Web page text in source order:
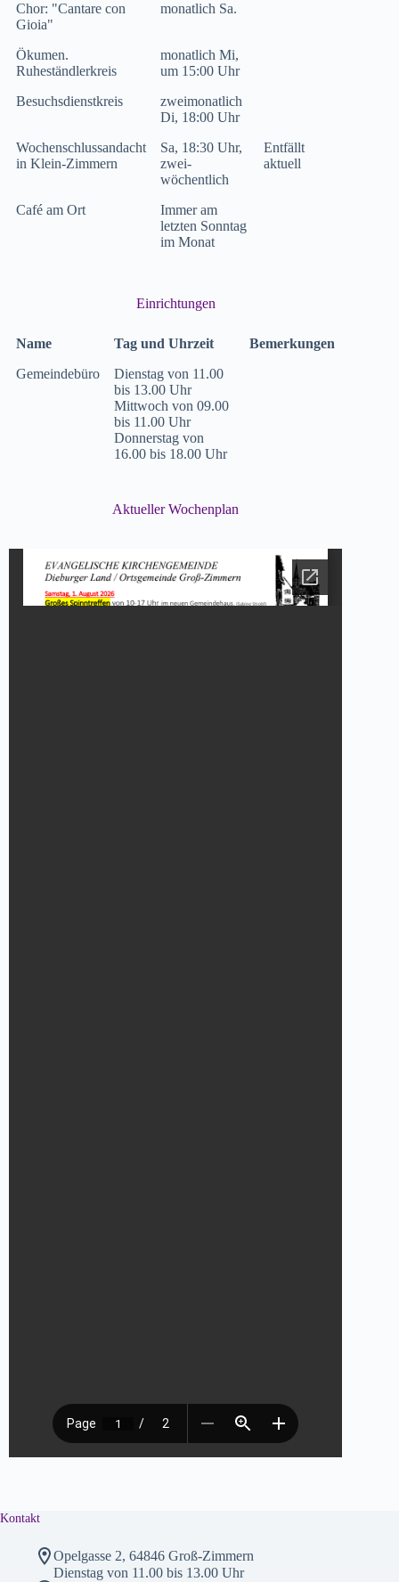
Chor: "Cantare con
Gioia"
monatlich Sa.
Ökumen.
Ruheständlerkreis
monatlich Mi,
um 15:00 Uhr
Besuchsdienstkreis
zweimonatlich
Di, 18:00 Uhr
Wochenschlussandacht
in Klein‑Zimmern
Sa, 18:30 Uhr,
zwei-
wöchentlich
Entfällt
aktuell
Café am Ort
Immer am
letzten Sonntag
im Monat
Einrichtungen
Name Tag und Uhrzeit
Bemerkungen
Gemeindebüro
Dienstag von 11.00
bis 13.00 Uhr
Mittwoch von 09.00
bis 11.00 Uhr
Donnerstag von
16.00 bis 18.00 Uhr
Aktueller Wochenplan
Kontakt
Opelgasse 2, 64846 Groß-Zimmern
Dienstag von 11.00 bis 13.00 Uhr